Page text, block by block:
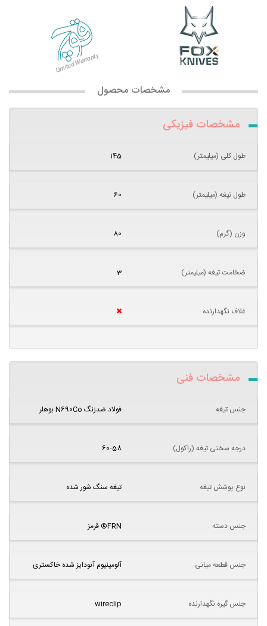
مشخصات محصول
مشخصات فیزیکی
طول کلی (میلیمتر) 145
طول تیغه (میلیمتر) 60
وزن (گرم) 80
ضخامت تیغه (میلیمتر) 3
غلاف نگهدارنده
مشخصات فنی
جنس تیغه فولاد ضدزنگ N690Co بوهلر
درجه سختی تیغه (راکول) 60-58
نوع پوشش تیغه تیغه سنگ شور شده
جنس دسته FRN® قرمز
جنس قطعه میانی آلومینیوم آنودایز شده خاکستری
جنس گیره نگهدارنده wireclip